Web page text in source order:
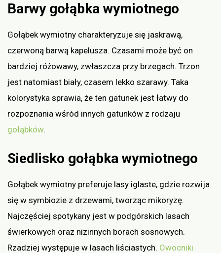
Barwy gołąbka wymiotnego
Gołąbek wymiotny charakteryzuje się jaskrawą,
czerwoną barwą kapelusza. Czasami może być on
bardziej różowawy, zwłaszcza przy brzegach. Trzon
jest natomiast biały, czasem lekko szarawy. Taka
kolorystyka sprawia, że ten gatunek jest łatwy do
rozpoznania wśród innych gatunków z rodzaju
gołąbków.
Siedlisko gołąbka wymiotnego
Gołąbek wymiotny preferuje lasy iglaste, gdzie rozwija
się w symbiozie z drzewami, tworząc mikoryzę.
Najczęściej spotykany jest w podgórskich lasach
świerkowych oraz nizinnych borach sosnowych.
Rzadziej występuje w lasach liściastych. Owocniki